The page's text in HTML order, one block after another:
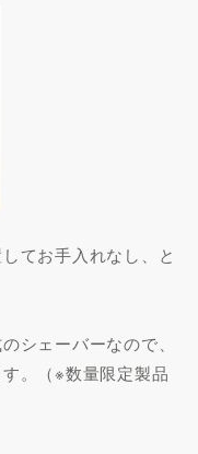
てお手入れなし、と
シェーバーなので、
。（※数量限定製品